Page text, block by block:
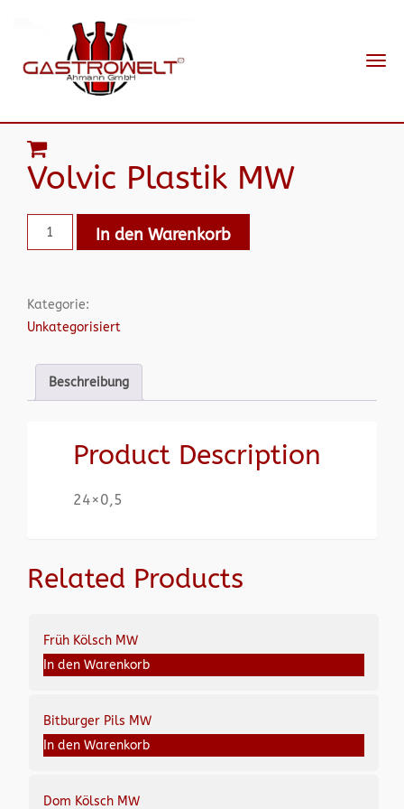
Volvic Plastik MW
In den Warenkorb
Kategorie:
Unkategorisiert
Beschreibung
Product Description
24×0,5
Related Products
Früh Kölsch MW
In den Warenkorb
Bitburger Pils MW
In den Warenkorb
Dom Kölsch MW